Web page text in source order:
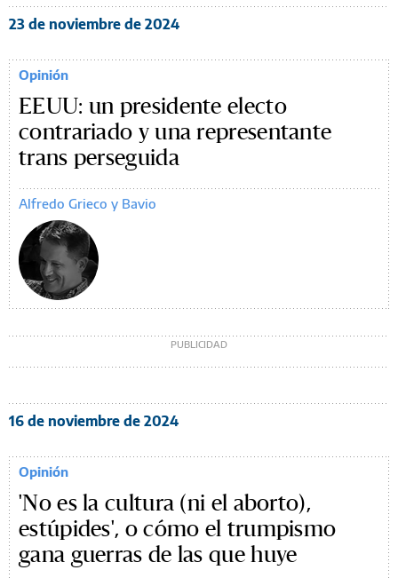
23 de noviembre de 2024
Opinión
EEUU: un presidente electo
contrariado y una representante
trans perseguida
Alfredo Grieco y Bavio
16 de noviembre de 2024
Opinión
'No es la cultura (ni el aborto),
estúpides', o cómo el trumpismo
gana guerras de las que huye